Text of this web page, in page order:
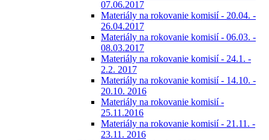
07.06.2017
Materiály na rokovanie komisií - 20.04. -
26.04.2017
Materiály na rokovanie komisií - 06.03. -
08.03.2017
Materiály na rokovanie komisií - 24.1. -
2.2. 2017
Materiály na rokovanie komisií - 14.10. -
20.10. 2016
Materiály na rokovanie komisií -
25.11.2016
Materiály na rokovanie komisií - 21.11. -
23.11. 2016